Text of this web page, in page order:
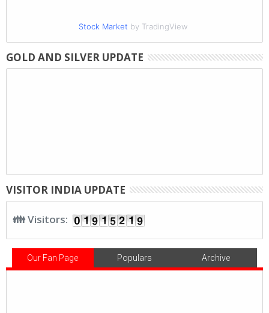
Stock Market by TradingView
GOLD AND SILVER UPDATE
VISITOR INDIA UPDATE
👪 Visitors:
Our Fan Page Populars Archive